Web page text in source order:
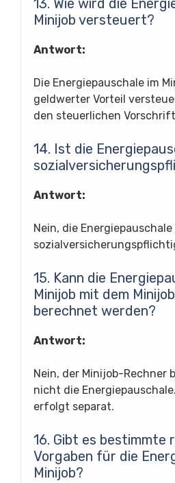
Minijob versteuert?
Antwort:
Die Energiepauschale im
geldwerter Vorteil
den steuerlichen
14. Ist die
Antwort:
Nein, die
15. Kann die
Minijob mit dem
berechnet werden?
Antwort:
Nein, der Minijob-Rechner
nicht die
erfolgt separat.
16. Gibt es bestimmte
Vorgaben für die
Minijob?